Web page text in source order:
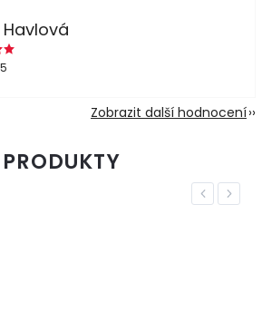
Zobrazit další hodnocení
Previous
Next